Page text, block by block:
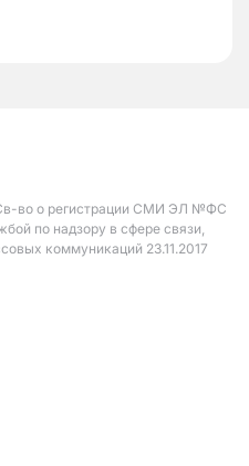
во о регистрации СМИ ЭЛ №ФС
по надзору в сфере связи,
коммуникаций 23.11.2017